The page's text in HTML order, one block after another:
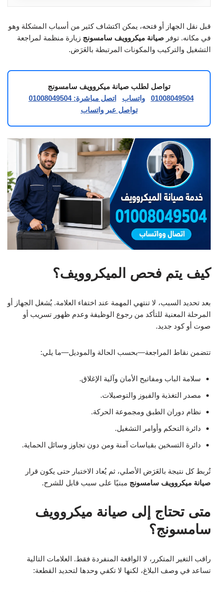
قبل نقل الجهاز أو فتحه، يمكن اكتشاف كثير من أسباب المشكلة وهو
في مكانه. توفر صيانة ميكروويف سامسونج زيارة منظمة لمراجعة
التشغيل والتركيب والمكونات المرتبطة بالعَرَض.
تواصل لطلب صيانة ميكروويف سامسونج
01008049504
واتساب
اتصل مباشرة: 01008049504
تواصل عبر واتساب
كيف يتم فحص الميكروويف؟
بعد تحديد السبب، لا تنتهي المهمة عند اختفاء العلامة. يُشغل الجهاز أو
المرحلة المعنية للتأكد من رجوع الوظيفة وعدم ظهور تسريب أو
صوت أو كود جديد.
تتضمن نقاط المراجعة—بحسب الحالة والموديل—ما يلي:
سلامة الباب ومفاتيح الأمان وآلية الإغلاق.
مصدر التغذية والفيوز والتوصيلات.
نظام دوران الطبق ومجموعة الحركة.
دائرة التحكم وأوامر التشغيل.
دائرة التسخين بقياسات آمنة ومن دون تجاوز وسائل الحماية.
تُربط كل نتيجة بالعَرَض الأصلي، ثم يُعاد الاختبار حتى يكون قرار
صيانة ميكروويف سامسونج مبنيًا على سبب قابل للشرح.
متى تحتاج إلى صيانة ميكروويف
سامسونج؟
راقب التغير المتكرر، لا الواقعة المنفردة فقط. العلامات التالية
تساعد في وصف البلاغ، لكنها لا تكفي وحدها لتحديد القطعة: